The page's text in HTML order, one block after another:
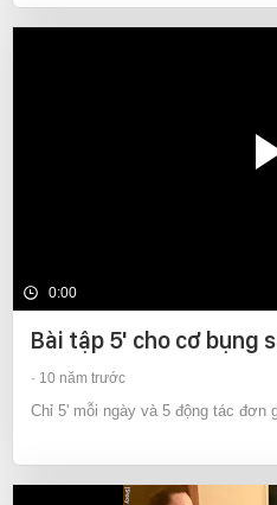
0:00
Bài tập 5' cho cơ bụng
10 năm trước
Chỉ 5' mỗi ngày và 5 động tác đơn